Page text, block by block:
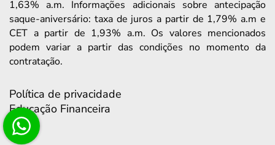
1,63% a.m. Informações adicionais sobre antecipação
saque-aniversário: taxa de juros a partir de 1,79% a.m e
CET a partir de 1,93% a.m. Os valores mencionados
podem variar a partir das condições no momento da
contratação.
Política de privacidade
Educação Financeira